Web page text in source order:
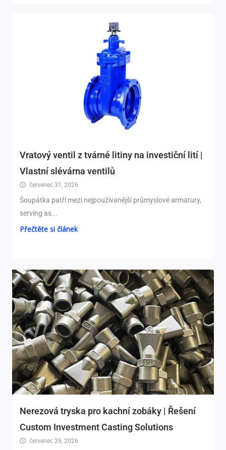
Vratový ventil z tvárné litiny na investiční lití |
Vlastní slévárna ventilů
červenec 31, 2026
Šoupátka patří mezi nejpoužívanější průmyslové armatury,
serving as...
Přečtěte si článek
Nerezová tryska pro kachní zobáky | Řešení
Custom Investment Casting Solutions
červenec 29, 2026